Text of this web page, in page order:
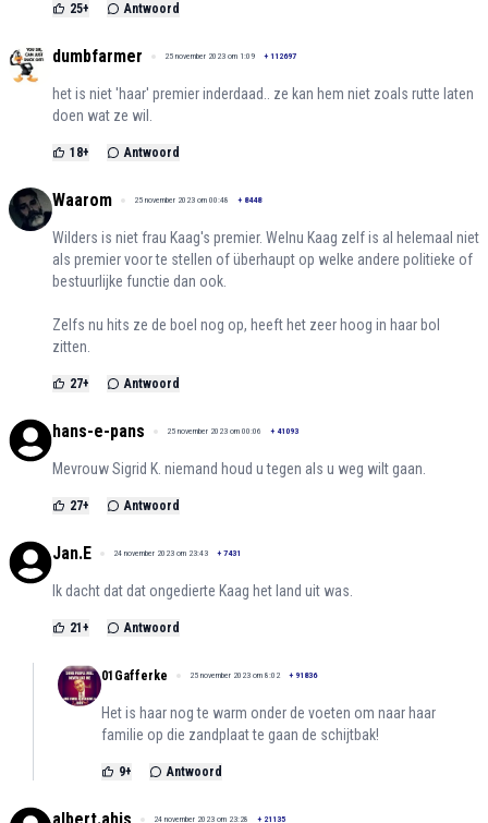
25+ Antwoord
dumbfarmer 25 november 2023 om 1:09 + 112697
het is niet 'haar' premier inderdaad.. ze kan hem niet zoals rutte laten
doen wat ze wil.
18+ Antwoord
Waarom 25 november 2023 om 00:48 + 8448
Wilders is niet frau Kaag's premier. Welnu Kaag zelf is al helemaal niet
als premier voor te stellen of überhaupt op welke andere politieke of
bestuurlijke functie dan ook.
Zelfs nu hits ze de boel nog op, heeft het zeer hoog in haar bol
zitten.
27+ Antwoord
hans-e-pans 25 november 2023 om 00:06 + 41093
Mevrouw Sigrid K. niemand houd u tegen als u weg wilt gaan.
27+ Antwoord
Jan.E 24 november 2023 om 23:43 + 7431
Ik dacht dat dat ongedierte Kaag het land uit was.
21 + Antwoord
01Gafferke 25 november 2023 om 8:02 + 91836
Het is haar nog te warm onder de voeten om naar haar
familie op die zandplaat te gaan de schijtbak!
9+ Antwoord
24 november 2023 om 23:28 + 21135